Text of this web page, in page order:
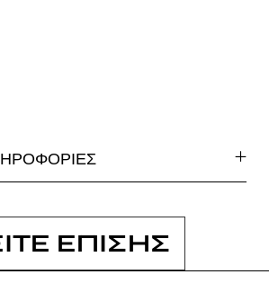
ΕΠΙΣΗΣ